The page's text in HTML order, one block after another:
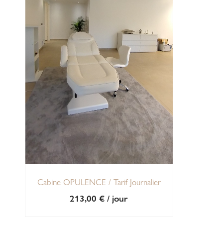
Cabine OPULENCE / Tarif Journalier
213,00€ / jour